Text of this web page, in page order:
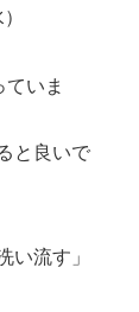
いま
と良いで
流す」